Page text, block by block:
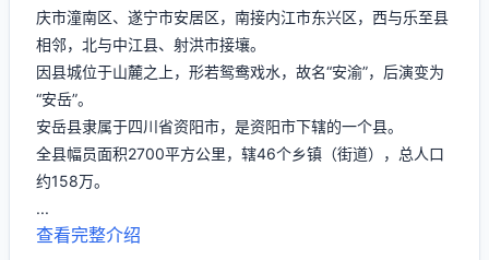
庆市潼南区、遂宁市安居区，南接内江市东兴区，西与乐至县
相邻，北与中江县、射洪市接壤。
因县城位于山麓之上，形若鸳鸯戏水，故名“安渝”，后演变为
“安岳”。
安岳县隶属于四川省资阳市，是资阳市下辖的一个县。
全县幅员面积2700平方公里，辖46个乡镇（街道），总人口
约158万。
...
查看完整介绍